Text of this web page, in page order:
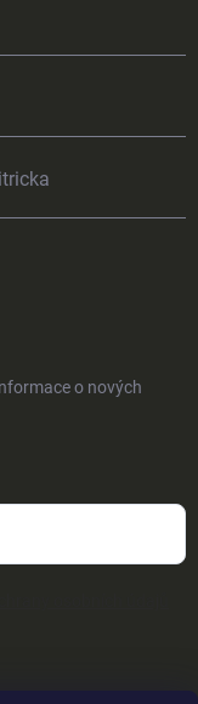
o nových